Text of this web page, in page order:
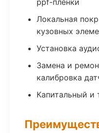
ppf-плёнки
Локальная
кузовных
Установка
Замена и
калибровка
Капитальный и